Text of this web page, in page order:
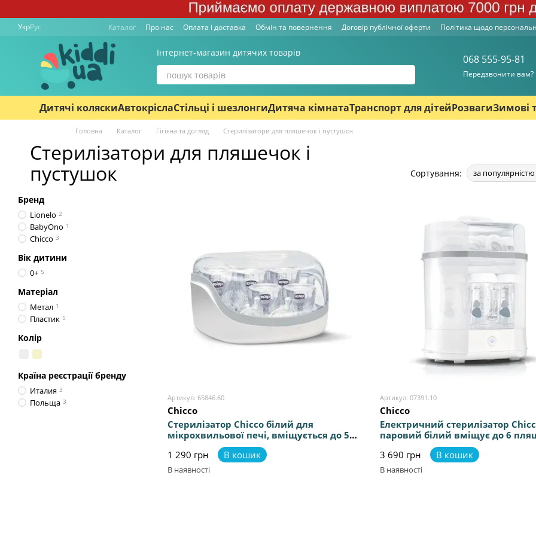
УкрРус Каталог Про нас Оплата і доставка Обмін та повернення Договір публічної оферти Політика щодо
Інтернет-магазин дитячих товарів
068 555-95-81
Передзвонити вам?
Дитячі коляскиАвтокріслаСтільці і шезлонгиДитяча кімнатаТранспорт для дітейРозвагиЗимові
Головна Каталог Гігієна та догляд Стерилізатори для пляшечок і пустушок
Стерилізатори для пляшечок і
пустушок
Сортування: за популярністю
Артикул: 65846.60
Chicco
Стерилізатор Chicco білий для
мікрохвильової печі, вміщується до 5
пляшечок, стерилізація на 24 години
1 290 грн В кошик
В наявності
Артикул: 07391.10
Chicco
Електричний стерилізатор
паровий білий вміщує до 6
стерилізація пором, швидка
стерилізація протягом 5 хвилин
3 690 грн В кошик
В наявності
Бренд
Lionelo 2
BabyOno 1
Chicco 3
Вік дитини
0+ 5
Матеріал
Метал 1
Пластик 5
Колір
Країна реєстрації бренду
Италия 3
Польща 3